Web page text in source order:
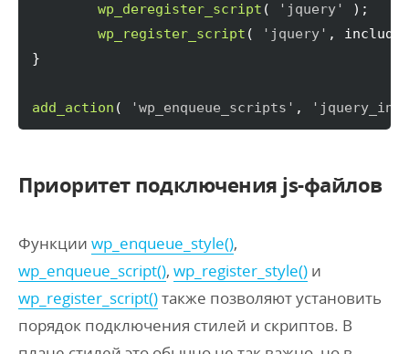
wp_deregister_script ( 'jquery' ) ;
wp_register_script ( 'jquery' ,
}
add_action ( 'wp_enqueue_scripts' ,
Приоритет подключения js-файлов
Функции wp_enqueue_style(),
wp_enqueue_script(), wp_register_style() и
wp_register_script()также позволяют установить
порядок подключения стилей и скриптов. В